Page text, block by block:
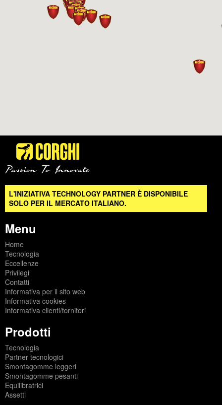
L'INIZIATIVA TECHNOLOGY PARTNER È DISPONIBILE
SOLO PER IL MERCATO ITALIANO.
Menu
Home
Tecnologia
Eccellenze
Privilegi
Contatti
Informativa per il sito web
Informativa cookies
Informativa clienti/fornitori
Prodotti
Tecnologia
Partner tecnologici
Smontagomme leggeri
Smontagomme pesanti
Equilibratrici
Assetti